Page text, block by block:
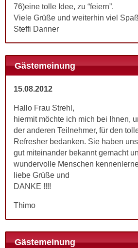
76)eine tolle Idee, zu “feiern”.
Viele Grüße und weiterhin viel
Steffi Danner
Gästemeinung
15.08.2012
Hallo Frau Strehl,
hiermit möchte ich mich bei Ihnen,
der anderen Teilnehmer, für den
Refresher bedanken. Sie haben
gut miteinander bekannt gemacht
wundervolle Menschen
liebe Grüße und
DANKE !!!!
Thimo
Gästemeinung